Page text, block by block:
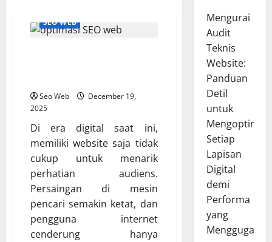
SEO WEB
Seo Web
December 19,
2025
Di era digital saat ini,
memiliki website saja tidak
cukup untuk menarik
perhatian audiens.
Persaingan di mesin
pencari semakin ketat, dan
pengguna internet
cenderung hanya
Mengurai
Audit
Teknis
Website:
Panduan
Detil
untuk
Setiap
Lapisan
Digital
demi
Performa
yang
Menggugah